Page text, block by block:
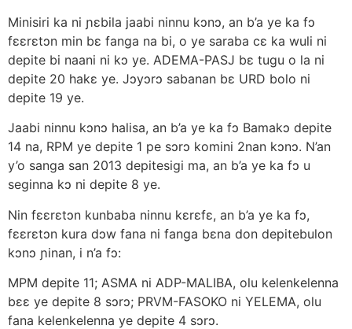
Minisiri ka ni ɲɛbila jaabi ninnu kɔnɔ, an b’a ye ka fɔ
fɛɛrɛtɔn min bɛ fanga na bi, o ye saraba cɛ ka wuli ni
depite bi naani ni kɔ ye. ADEMA-PASJ bɛ tugu o la ni
depite 20 hakɛ ye. Jɔyɔrɔ sabanan bɛ URD bolo ni
depite 19 ye.
Jaabi ninnu kɔnɔ halisa, an b’a ye ka fɔ Bamakɔ depite
14 na, RPM ye depite 1 pe sɔrɔ komini 2nan kɔnɔ. N’an
y’o sanga san 2013 depitesigi ma, an b’a ye ka fɔ u
seginna kɔ ni depite 8 ye.
Nin fɛɛrɛtɔn kunbaba ninnu kɛrɛfɛ, an b’a ye ka fɔ,
fɛɛrɛtɔn kura dɔw fana ni fanga bɛna don depitebulon
kɔnɔ ɲinan, i n’a fɔ:
MPM depite 11; ASMA ni ADP-MALIBA, olu kelenkelenna
bɛɛ ye depite 8 sɔrɔ; PRVM-FASOKO ni YELEMA, olu
fana kelenkelenna ye depite 4 sɔrɔ.